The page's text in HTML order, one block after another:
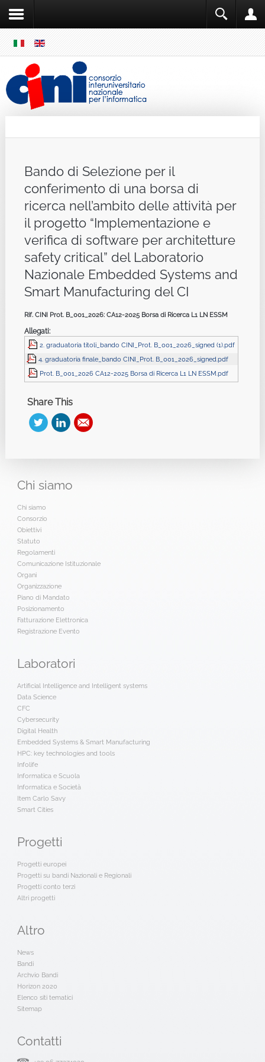
MENU
Bando di Selezione per il
conferimento di una borsa di
ricerca nell’ambito delle attività per
il progetto “Implementazione e
verifica di software per architetture
safety critical” del Laboratorio
Nazionale Embedded Systems and
Smart Manufacturing del CI
Rif. CINI Prot. B_001_2026: CA12-2025 Borsa di Ricerca L1 LN ESSM
Allegati:
2. graduatoria titoli_bando CINI_Prot. B_001_2026_signed (1).pdf
4. graduatoria finale_bando CINI_Prot. B_001_2026_signed.pdf
Prot. B_001_2026 CA12-2025 Borsa di Ricerca L1 LN ESSM.pdf
Share This
Chi siamo
Chi siamo
Consorzio
Obiettivi
Statuto
Regolamenti
Comunicazione Istituzionale
Organi
Organizzazione
Piano di Mandato
Posizionamento
Fatturazione Elettronica
Registrazione Evento
Laboratori
Artificial Intelligence and Intelligent systems
Data Science
CFC
Cybersecurity
Digital Health
Embedded Systems & Smart Manufacturing
HPC: key technologies and tools
Infolife
Informatica e Scuola
Informatica e Società
Item Carlo Savy
Smart Cities
Progetti
Progetti europei
Progetti su bandi Nazionali e Regionali
Progetti conto terzi
Altri progetti
Altro
News
Bandi
Archvio Bandi
Horizon 2020
Elenco siti tematici
Sitemap
Contatti